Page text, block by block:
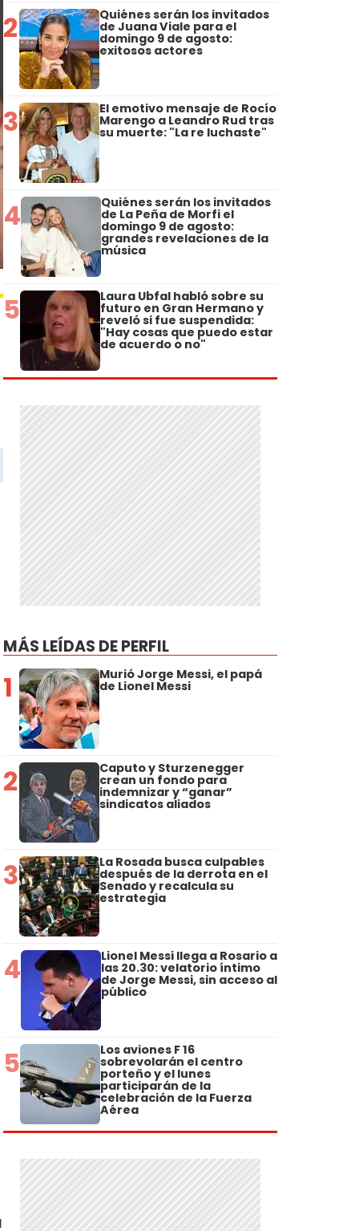
2 Quiénes serán los invitados
de Juana Viale para el
domingo 9 de agosto:
exitosos actores
3 El emotivo mensaje de Rocío
Marengo a Leandro Rud tras
su muerte: "La re luchaste"
4 Quiénes serán los invitados
de La Peña de Morfi el
domingo 9 de agosto:
grandes revelaciones de la
música
5 Laura Ubfal habló sobre su
futuro en Gran Hermano y
reveló si fue suspendida:
"Hay cosas que puedo estar
de acuerdo o no"
MÁS LEÍDAS DE PERFIL
1 Murió Jorge Messi, el papá
de Lionel Messi
2 Caputo y Sturzenegger
crean un fondo para
indemnizar y “ganar”
sindicatos aliados
3 La Rosada busca culpables
después de la derrota en el
Senado y recalcula su
estrategia
4 Lionel Messi llega a Rosario a
las 20.30: velatorio íntimo
de Jorge Messi, sin acceso al
público
5 Los aviones F 16
sobrevolarán el centro
porteño y el lunes
participarán de la
celebración de la Fuerza
Aérea